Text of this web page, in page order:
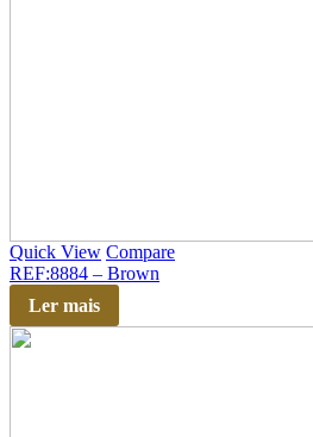
Quick View Compare
REF:8884 – Brown
Ler mais